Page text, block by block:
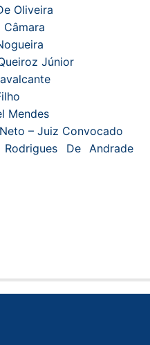
Oliveira
Câmara
Júnior
Mendes
– Juiz Convocado
De Andrade